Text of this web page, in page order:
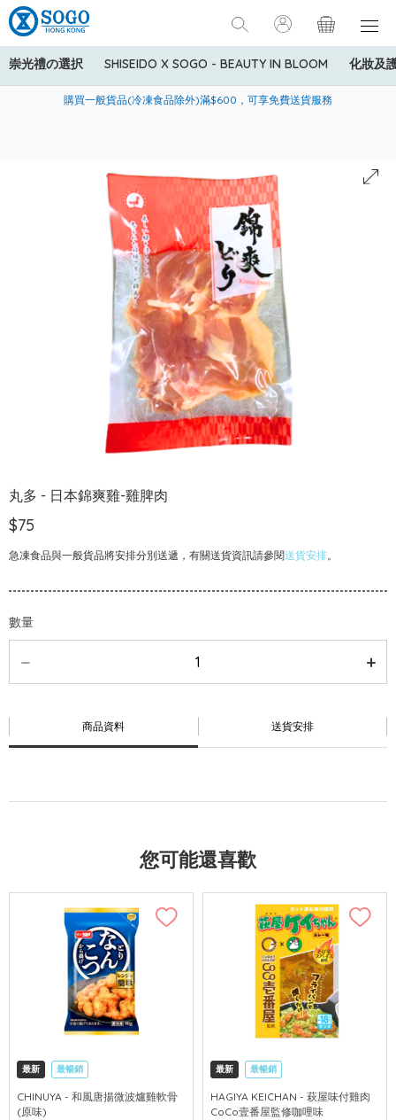
崇光禮の選択 SHISEIDO X SOGO - BEAUTY IN BLOOM 化妝及
美國運通Explorer®信用卡會員購物禮遇：高達5%簽賬回贈！
購買一般貨品(冷凍食品除外)滿$600，可享免費送貨服務
寄送中國內地服務只適用於指定商品，若訂單金額少於HK$600(折
丸多 - 日本錦爽雞-雞脾肉
$75
急凍食品與一般貨品將安排分別送遞，有關送貨資訊請參閱送貨安排。
數量
商品資料 送貨安排
您可能還喜歡
最新 最暢銷
CHINUYA - 和風唐揚微波爐雞軟骨
(原味)
最新 最暢銷
HAGIYA KEICHAN - 萩屋味付雞肉
CoCo壹番屋監修咖哩味